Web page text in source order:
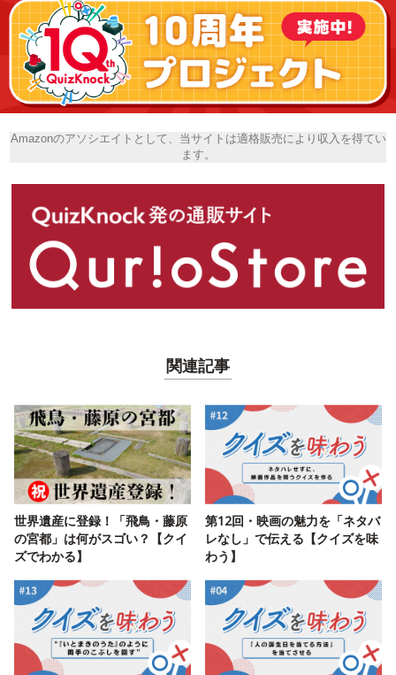
Amazonのアソシエイトとして、当サイトは適格販売により収入を得てい
ます。
関連記事
世界遺産に登録！「飛鳥・藤原
の宮都」は何がスゴい？【クイ
ズでわかる】
第12回・映画の魅力を「ネタバ
レなし」で伝える【クイズを味
わう】